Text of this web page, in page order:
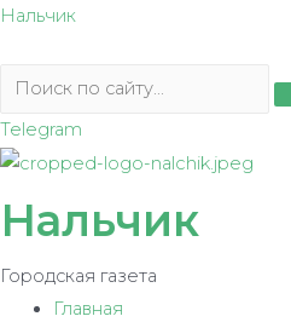
Перейти
содержимому
Нальчик
Telegram
Нальчик
Городская газета
Главная